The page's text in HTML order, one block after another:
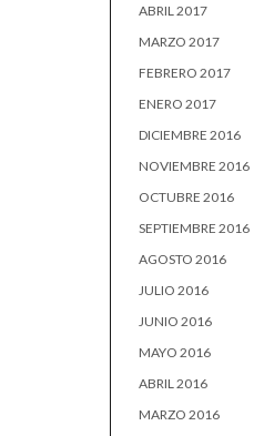
ABRIL 2017
MARZO 2017
FEBRERO 2017
ENERO 2017
DICIEMBRE 2016
NOVIEMBRE 2016
OCTUBRE 2016
SEPTIEMBRE 2016
AGOSTO 2016
JULIO 2016
JUNIO 2016
MAYO 2016
ABRIL 2016
MARZO 2016